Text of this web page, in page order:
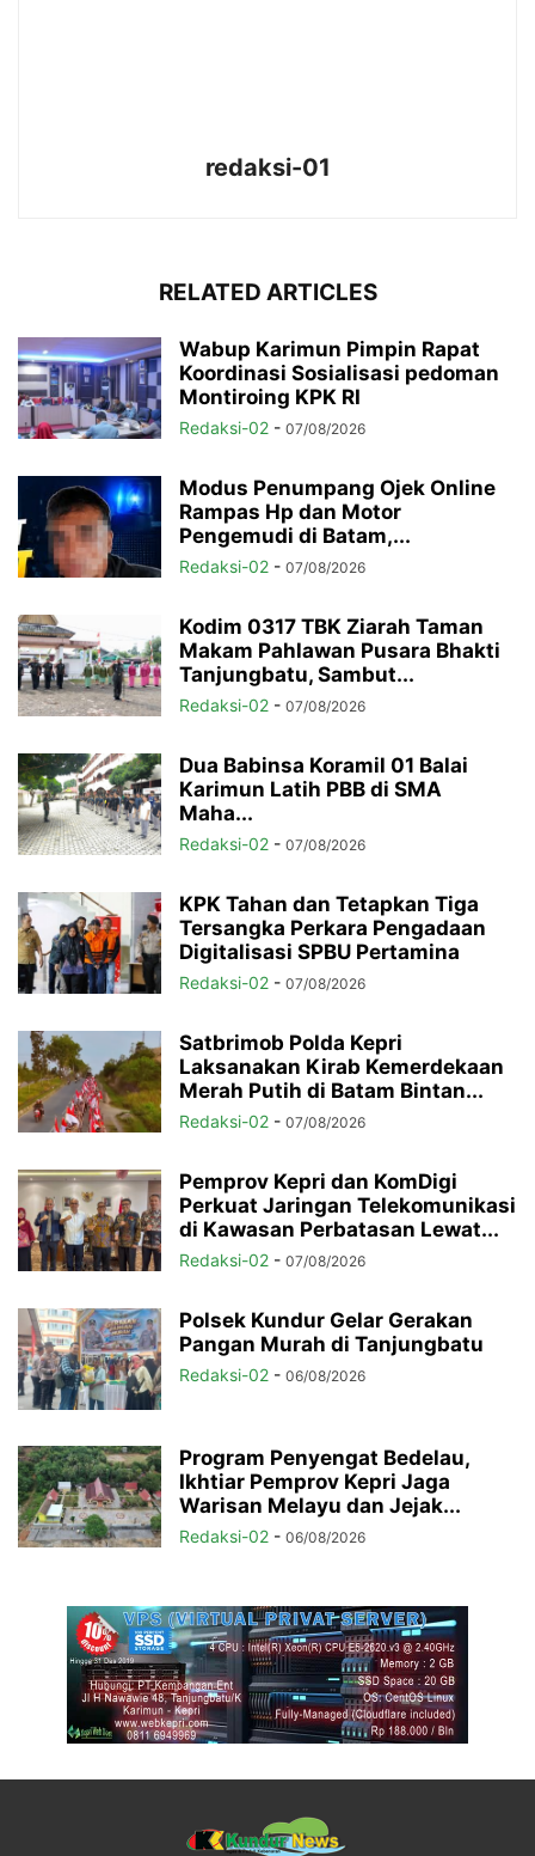
redaksi-01
RELATED ARTICLES
Wabup Karimun Pimpin Rapat
Koordinasi Sosialisasi pedoman
Montiroing KPK RI
Redaksi-02 - 07/08/2026
Modus Penumpang Ojek Online
Rampas Hp dan Motor
Pengemudi di Batam,...
Redaksi-02 - 07/08/2026
Kodim 0317 TBK Ziarah Taman
Makam Pahlawan Pusara Bhakti
Tanjungbatu, Sambut...
Redaksi-02 - 07/08/2026
Dua Babinsa Koramil 01 Balai
Karimun Latih PBB di SMA
Maha...
Redaksi-02 - 07/08/2026
KPK Tahan dan Tetapkan Tiga
Tersangka Perkara Pengadaan
Digitalisasi SPBU Pertamina
Redaksi-02 - 07/08/2026
Satbrimob Polda Kepri
Laksanakan Kirab Kemerdekaan
Merah Putih di Batam Bintan...
Redaksi-02 - 07/08/2026
Pemprov Kepri dan KomDigi
Perkuat Jaringan Telekomunikasi
di Kawasan Perbatasan Lewat...
Redaksi-02 - 07/08/2026
Polsek Kundur Gelar Gerakan
Pangan Murah di Tanjungbatu
Redaksi-02 - 06/08/2026
Program Penyengat Bedelau,
Ikhtiar Pemprov Kepri Jaga
Warisan Melayu dan Jejak...
Redaksi-02 - 06/08/2026